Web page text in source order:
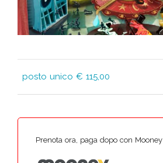
posto unico € 115,00
Prenota ora, paga dopo con Mooney